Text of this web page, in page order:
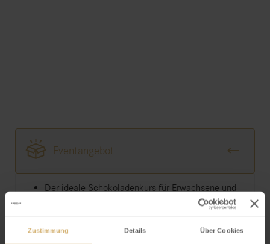
Zustimmung Details Über Cookies
Eventangebot
Der ideale Schokoladenkurs für Erwachsene und
unten)